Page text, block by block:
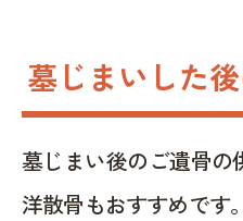
墓じまいした
墓じまい後のご遺骨の
洋散骨もおすすめです。